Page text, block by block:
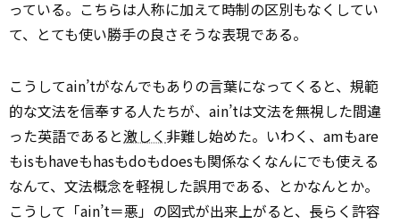
っている。こちらは人称に加えて時制の区別もなくしてい
て、とても使い勝手の良さそうな表現である。
こうしてain’tがなんでもありの言葉になってくると、規範
的な文法を信奉する人たちが、ain’tは文法を無視した間違
った英語であると激しく非難し始めた。いわく、amもare
もisもhaveもhasもdoもdoesも関係なくなんにでも使える
なんて、文法概念を軽視した誤用である、とかなんとか。
こうして「ain’t＝悪」の図式が出来上がると、長らく許容